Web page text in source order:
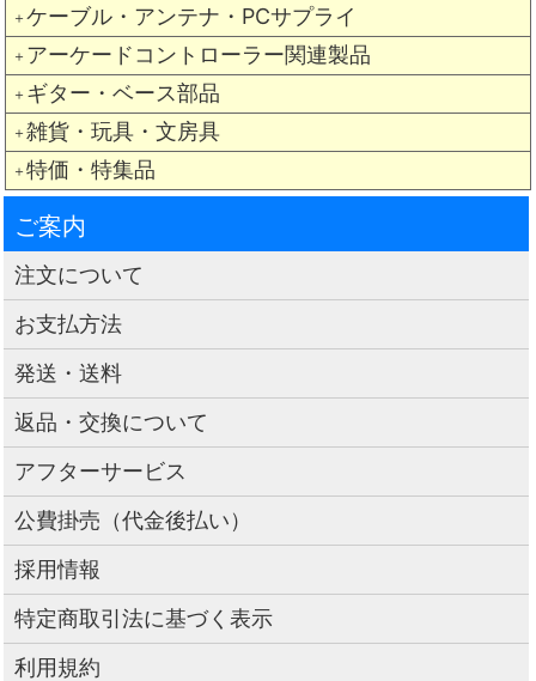
＋ ケーブル・アンテナ・PCサプライ
＋ アーケードコントローラー関連製品
＋ ギター・ベース部品
＋ 雑貨・玩具・文房具
＋ 特価・特集品
ご案内
注文について
お支払方法
発送・送料
返品・交換について
アフターサービス
公費掛売（代金後払い）
採用情報
特定商取引法に基づく表示
利用規約